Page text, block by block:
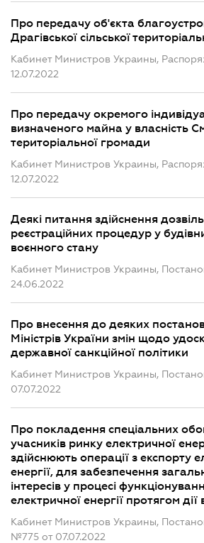
Про передачу об'єкта
Драгівської сільської
Кабинет Министров Украины,
12.07.2022
Про передачу окремого
визначеного майна у власність
територіальної громади
Кабинет Министров Украины,
12.07.2022
Деякі питання здійснення
реєстраційних процедур у
воєнного стану
Кабинет Министров Украины,
24.06.2022
Про внесення до деяких
Міністрів України змін щодо
державної санкційної політики
Кабинет Министров Украины,
07.07.2022
Про покладення спеціальних
учасників ринку електричної
здійснюють операції з експорту
енергії, для забезпечення
інтересів у процесі
електричної енергії протягом
Кабинет Министров Украины,
№775 от 07.07.2022